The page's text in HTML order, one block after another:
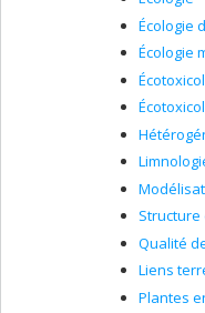
Thibault
Marie
directeur:
Linsey
Luana
doctorat
Antonin
Écologie
Écologie
Structure
Qualité
Liens
Plantes